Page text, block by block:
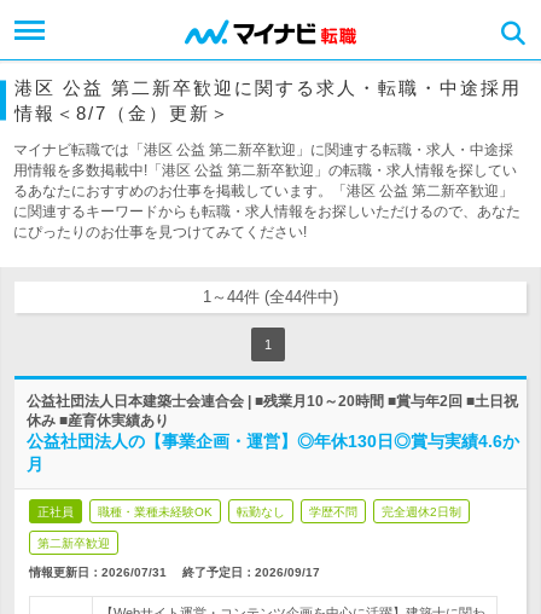
港区 公益 第二新卒歓迎に関する求人・転職・中途採用
情報＜8/7（金）更新＞
マイナビ転職では「港区 公益 第二新卒歓迎」に関連する転職・求人・中途採
用情報を多数掲載中!「港区 公益 第二新卒歓迎」の転職・求人情報を探してい
るあなたにおすすめのお仕事を掲載しています。「港区 公益 第二新卒歓迎」
に関連するキーワードからも転職・求人情報をお探しいただけるので、あなた
にぴったりのお仕事を見つけてみてください!
1～44件 (全44件中)
1
公益社団法人日本建築士会連合会 | ■残業月10～20時間 ■賞与年2回 ■土日祝
休み ■産育休実績あり
公益社団法人の【事業企画・運営】◎年休130日◎賞与実績4.6か
月
正社員 職種・業種未経験OK 転勤なし 学歴不問 完全週休2日制
第二新卒歓迎
情報更新日：2026/07/31 終了予定日： 2026/09/17